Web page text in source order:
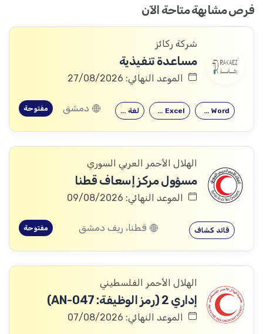
فرص مشابهة متاحة الآن
شركة ركائز
مساعدة تنفيذية
الموعد النهائي: 27/08/2026
لغة إنكليزية Microsoft Excel Microsoft Word دمشق مفتوحة
الهلال الأحمر العربي السوري
مسؤول مركز إسعاف قطنا
الموعد النهائي: 09/08/2026
قائد كشاف قطنا، ريف دمشق مفتوحة
الهلال الأحمر الفلسطيني
إداري 2 (رمز الوظيفة: AN-047)
الموعد النهائي: 07/08/2026